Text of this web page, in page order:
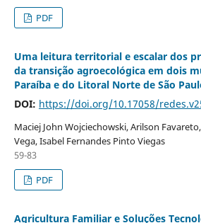
PDF
Uma leitura territorial e escalar dos
da transição agroecológica em dois
Paraíba e do Litoral Norte de São
DOI: https://doi.org/10.17058/
Maciej John Wojciechowski, Arilson
Vega, Isabel Fernandes Pinto Viegas
59-83
PDF
Agricultura Familiar e Soluções